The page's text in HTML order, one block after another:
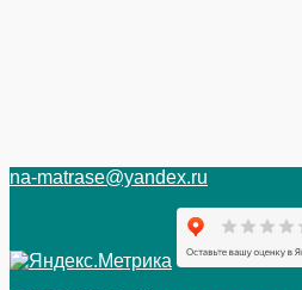
na-matrase@yandex.ru